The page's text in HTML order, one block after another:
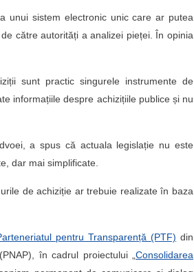
unui sistem electronic unic care ar putea
către autorități a analizei pieței. În opinia
sunt practic singurele instrumente de
informațiile despre achizițiile publice și nu
a spus că actuala legislație nu este
dar mai simplificate.
de achiziție ar trebuie realizate în baza
pentru Transparență (PTF) din
în cadrul proiectului „ Consolidarea